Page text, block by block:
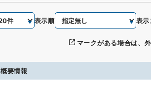
表示順 表
マークがある場合は、
概要情報